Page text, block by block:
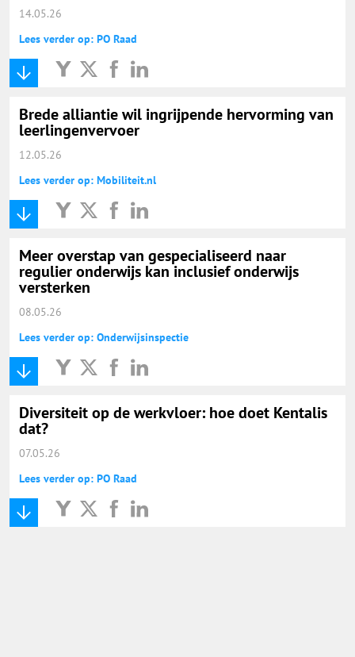
14.05.26
Lees verder op: PO Raad
Brede alliantie wil ingrijpende hervorming van
leerlingenvervoer
12.05.26
Lees verder op: Mobiliteit.nl
Meer overstap van gespecialiseerd naar
regulier onderwijs kan inclusief onderwijs
versterken
08.05.26
Lees verder op: Onderwijsinspectie
Diversiteit op de werkvloer: hoe doet Kentalis
dat?
07.05.26
Lees verder op: PO Raad